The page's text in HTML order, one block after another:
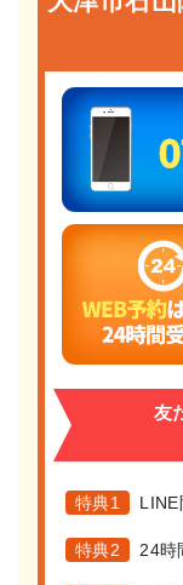
友
特典1 LINE
特典2 24時